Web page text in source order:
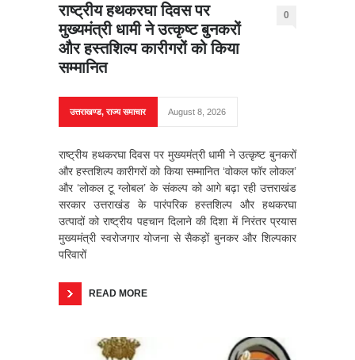
राष्ट्रीय हथकरघा दिवस पर
मुख्यमंत्री धामी ने उत्कृष्ट बुनकरों
और हस्तशिल्प कारीगरों को किया
सम्मानित
0
उत्तराखण्ड,राज्य समाचार August 8, 2026
राष्ट्रीय हथकरघा दिवस पर मुख्यमंत्री धामी ने उत्कृष्ट बुनकरों
और हस्तशिल्प कारीगरों को किया सम्मानित ‘वोकल फॉर लोकल’
और ‘लोकल टू ग्लोबल’ के संकल्प को आगे बढ़ा रही उत्तराखंड
सरकार उत्तराखंड के पारंपरिक हस्तशिल्प और हथकरघा
उत्पादों को राष्ट्रीय पहचान दिलाने की दिशा में निरंतर प्रयास
मुख्यमंत्री स्वरोजगार योजना से सैकड़ों बुनकर और शिल्पकार
परिवारों
READ MORE